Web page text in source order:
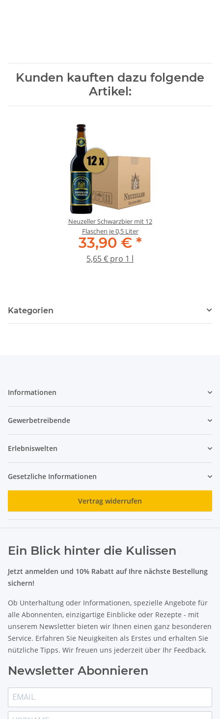
Kunden kauften dazu folgende
Artikel:
Neuzeller Schwarzbier mit 12
Flaschen je 0,5 Liter
33,90 € *
5,65 € pro 1 l
Kategorien
Informationen
Gewerbetreibende
Erlebniswelten
Gesetzliche Informationen
Vertrag widerrufen
Ein Blick hinter die Kulissen
Jetzt anmelden und 10% Rabatt auf Ihre nächste Bestellung
sichern!
Ob Unterhaltung oder Informationen, spezielle Angebote für
alle Abonnenten, einzigartige Einblicke oder Rezepte - mit
unserem Newsletter bieten wir Ihnen einen ganz besonderen
Service. Erfahren Sie Neuigkeiten als Erstes und erhalten Sie
nützliche Tipps. Wir freuen uns jederzeit über Ihr Feedback.
Newsletter Abonnieren